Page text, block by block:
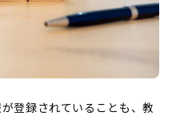
登録されていることも、教